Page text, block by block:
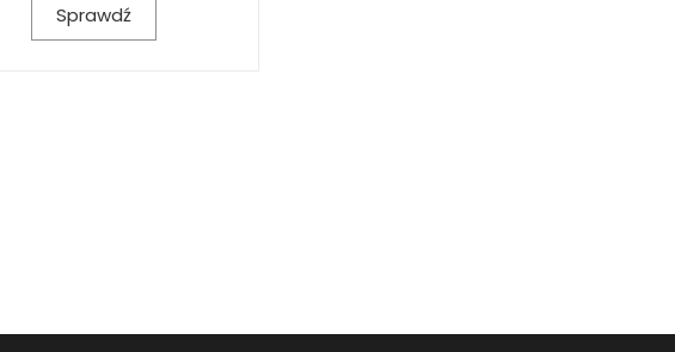
Sprawdź